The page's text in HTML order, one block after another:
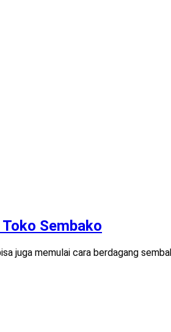
Sembako
juga memulai cara berdagang